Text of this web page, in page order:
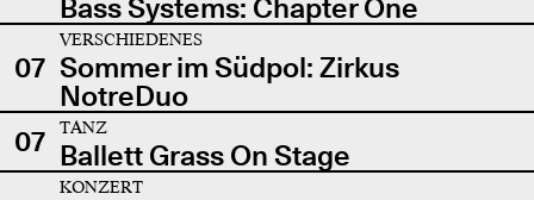
Bass Systems: Chapter One
07
VERSCHIEDENES
Sommer im Südpol: Zirkus
NotreDuo
07
TANZ
Ballett Grass On Stage
KONZERT